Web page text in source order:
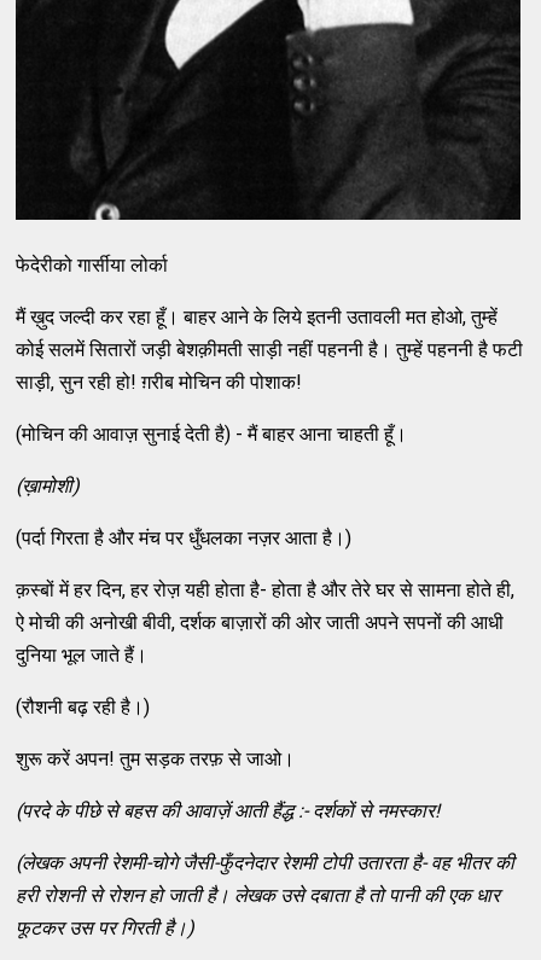
फेदेरीको गार्सीया लोर्का
मैं ख़ुद जल्‍दी कर रहा हूँ। बाहर आने के लिये इतनी उतावली मत होओ, तुम्‍हें
कोई सलमें सितारों जड़ी बेशक़ीमती साड़ी नहीं पहननी है। तुम्‍हें पहननी है फटी
साड़ी, सुन रही हो! ग़रीब मोचिन की पोशाक!
(मोचिन की आवाज़ सुनाई देती है) - मैं बाहर आना चाहती हूँ।
(ख़ामोशी)
(पर्दा गिरता है और मंच पर धुँधलका नज़र आता है।)
क़स्‍बों में हर दिन, हर रोज़ यही होता है- होता है और तेरे घर से सामना होते ही,
ऐ मोची की अनोखी बीवी, दर्शक बाज़ारों की ओर जाती अपने सपनों की आधी
दुनिया भूल जाते हैं।
(रौशनी बढ़ रही है।)
शुरू करें अपन! तुम सड़क तरफ़ से जाओ।
(परदे के पीछे से बहस की आवाज़ें आती हैंद्ध :- दर्शकों से नमस्‍कार!
(लेखक अपनी रेशमी-चोगे जैसी-फुँदनेदार रेशमी टोपी उतारता है- वह भीतर की
हरी रोशनी से रोशन हो जाती है। लेखक उसे दबाता है तो पानी की एक धार
फूटकर उस पर गिरती है।)